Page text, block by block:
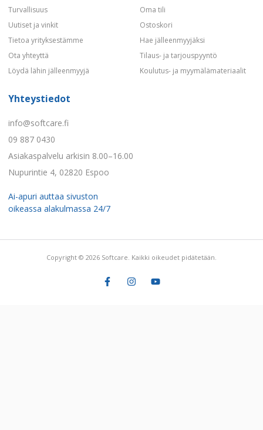
Turvallisuus
Uutiset ja vinkit
Tietoa yrityksestämme
Ota yhteyttä
Löydä lähin jälleenmyyjä
Oma tili
Ostoskori
Hae jälleenmyyjäksi
Tilaus- ja tarjouspyyntö
Koulutus- ja myymälämateriaalit
Yhteystiedot
info@softcare.fi
09 887 0430
Asiakaspalvelu arkisin 8.00–16.00
Nupurintie 4, 02820 Espoo
Ai-apuri auttaa sivuston
oikeassa alakulmassa 24/7
Copyright © 2026 Softcare. Kaikki oikeudet pidätetään.